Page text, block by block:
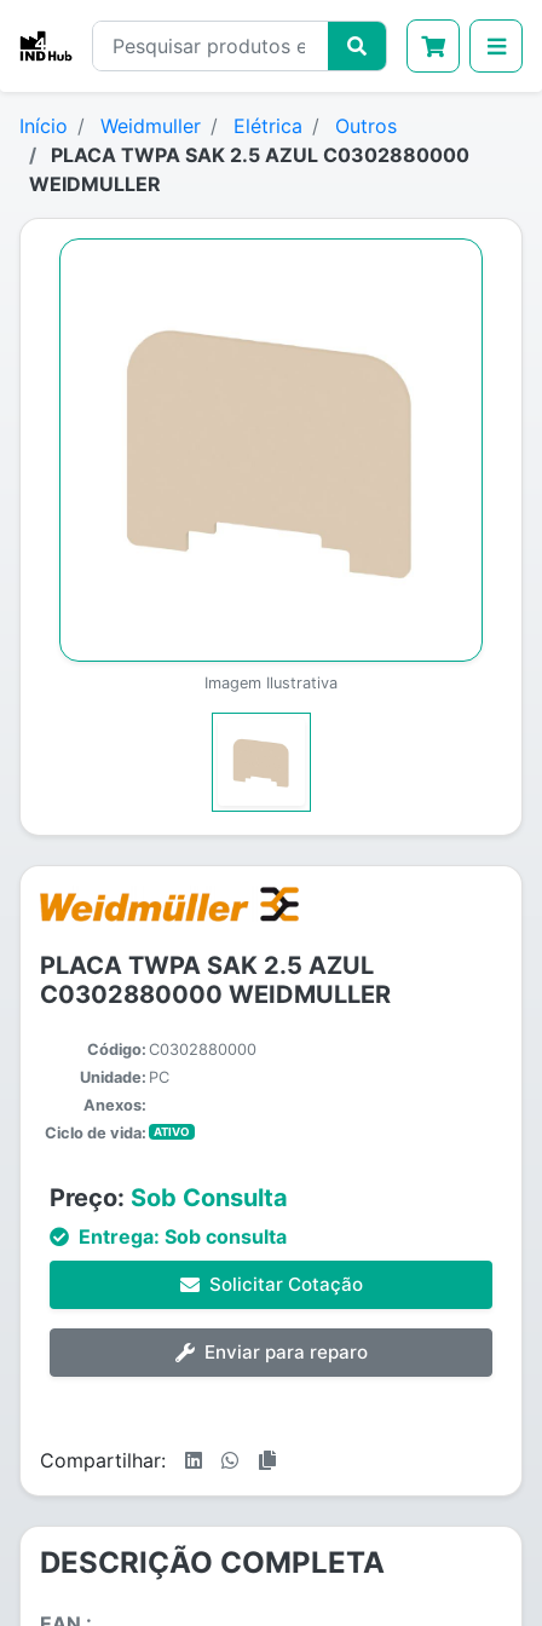
Início Weidmuller Elétrica
Outros
PLACA TWPA SAK 2.5 AZUL C0302880000
WEIDMULLER
Imagem Ilustrativa
PLACA TWPA SAK 2.5 AZUL
C0302880000 WEIDMULLER
Código: C0302880000
Unidade: PC
Anexos:
Ciclo de vida:
ATIVO
Preço: Sob Consulta
Entrega: Sob consulta
Solicitar Cotação
Enviar para reparo
Compartilhar:
DESCRIÇÃO COMPLETA